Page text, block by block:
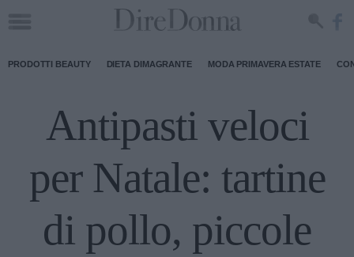
PRODOTTI BEAUTY DIETA DIMAGRANTE MODA PRIMAVERA ESTATE
Antipasti veloci
per Natale: tartine
di pollo, piccole